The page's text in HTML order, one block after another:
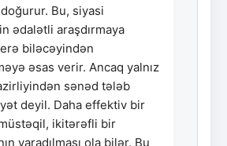
Bu, siyasi
ədalətli araşdırmaya
biləcəyindən
əsas verir. Ancaq yalnız
sənəd tələb
deyil. Daha effektiv bir
ikitərəfli bir
yaradılması ola bilər. Bu